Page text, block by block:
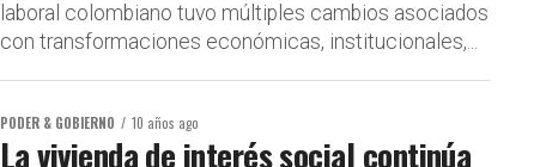
laboral colombiano tuvo múltiples cambios asociados
con transformaciones económicas, institucionales,...
PODER & GOBIERNO 10 años ago
La vivienda de interés social continúa